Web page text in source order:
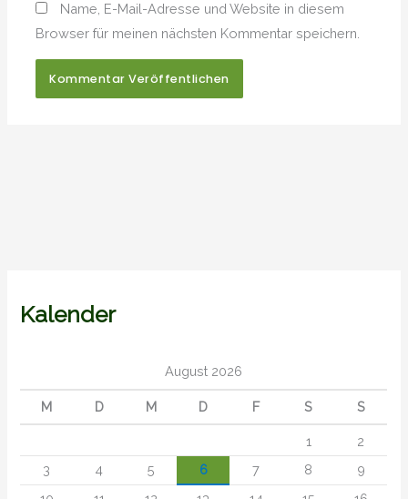
Name, E-Mail-Adresse und Website in diesem
Browser für meinen nächsten Kommentar speichern.
Kalender
August 2026
M D M D F S S
1
2
3
4 5 6 7 8
9